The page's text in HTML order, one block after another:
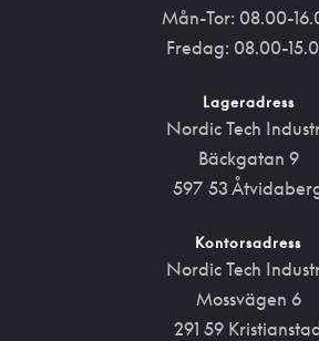
Mån-Tor: 08.00-
Fredag: 08.00-
Lageradress
Nordic Tech
Bäckgatan 9
597 53
Kontorsadress
Nordic Tech
Mossvägen 6
291 59